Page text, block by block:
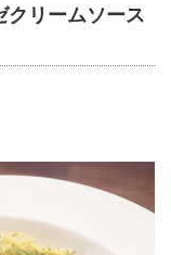
リームソース